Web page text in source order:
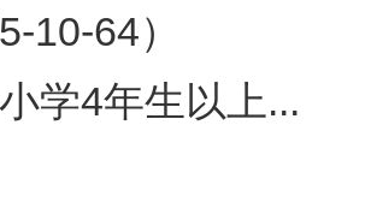
10-64）
学4年生以上...